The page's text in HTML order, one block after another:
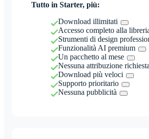
Tutto in Starter, più:
Download illimitati
Accesso completo alla
Strumenti di design
Funzionalità AI premium
Un pacchetto al mese
Nessuna attribuzione richiesta
Download più veloci
Supporto prioritario
Nessuna pubblicità